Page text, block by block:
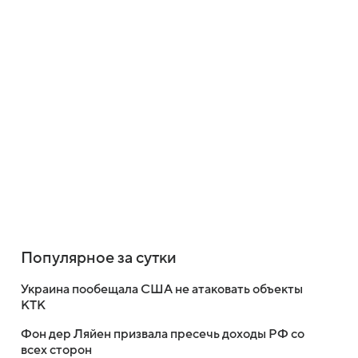
Популярное за сутки
Украина пообещала США не атаковать объекты
КТК
Фон дер Ляйен призвала пресечь доходы РФ со
всех сторон